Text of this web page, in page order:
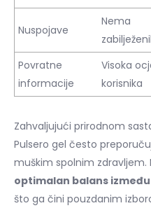
Nuspojave
Nema
Povratne
informacije
Visoka
korisnika
Zahvaljujući prirodnom
Pulsero gel često
muškim spolnim
optimalan balans
što ga čini pouzdanim